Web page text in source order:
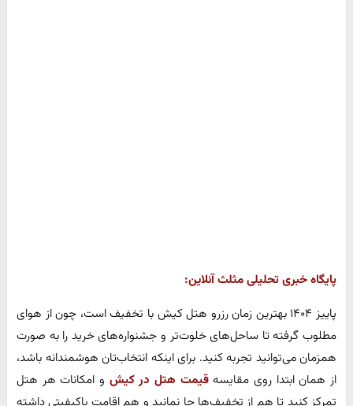
پایگاه خبری تحلیلی مثلث آنلاین:
پاییز ۱۴۰۴ بهترین زمان رزرو هتل کیش با تخفیف است، چون از هوای
مطلوب گرفته تا ساحل‌های خلوت‌تر و جشنواره‌های خرید را به صورت
همزمان می‌توانید تجربه کنید. برای اینکه انتخاب‌تان هوشمندانه باشد،
از همان ابتدا روی مقایسه‌قیمت هتل در کیش و امکانات هر هتل